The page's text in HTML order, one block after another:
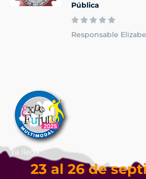
Pública
Responsable
Ya llega
23 al 26 de